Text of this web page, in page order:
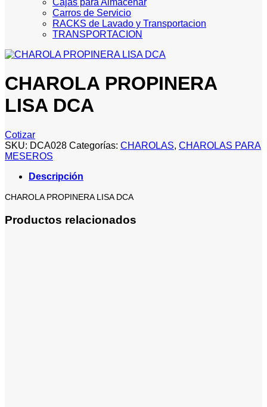
Cajas para Almacenar
Carros de Servicio
RACKS de Lavado y Transportacion
TRANSPORTACION
CHAROLA PROPINERA
LISA DCA
Cotizar
SKU: DCA028 Categorías: CHAROLAS, CHAROLAS PARA
MESEROS
Descripción
CHAROLA PROPINERA LISA DCA
Productos relacionados